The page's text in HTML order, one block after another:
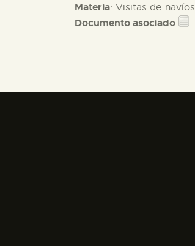
Materia: Visitas de navíos
Documento asociado